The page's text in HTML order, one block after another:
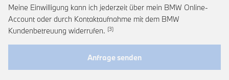
Meine Einwilligung kann ich jederzeit über mein BMW Online-
Account oder durch Kontaktaufnahme mit dem BMW
Kundenbetreuung widerrufen. Link zur Fußnote: Widerruf der
Anfrage senden